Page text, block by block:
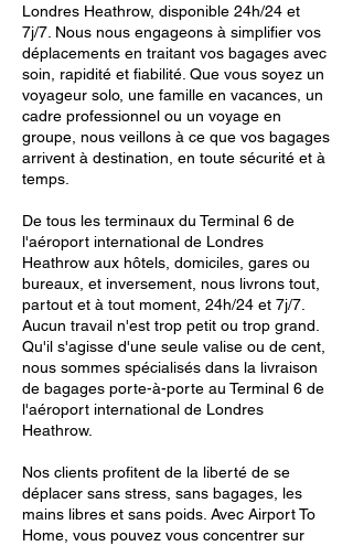
Londres Heathrow, disponible 24h/24 et
7j/7. Nous nous engageons à simplifier vos
déplacements en traitant vos bagages avec
soin, rapidité et fiabilité. Que vous soyez un
voyageur solo, une famille en vacances, un
cadre professionnel ou un voyage en
groupe, nous veillons à ce que vos bagages
arrivent à destination, en toute sécurité et à
temps.
De tous les terminaux du Terminal 6 de
l'aéroport international de Londres
Heathrow aux hôtels, domiciles, gares ou
bureaux, et inversement, nous livrons tout,
partout et à tout moment, 24h/24 et 7j/7.
Aucun travail n'est trop petit ou trop grand.
Qu'il s'agisse d'une seule valise ou de cent,
nous sommes spécialisés dans la livraison
de bagages porte-à-porte au Terminal 6 de
l'aéroport international de Londres
Heathrow.
Nos clients profitent de la liberté de se
déplacer sans stress, sans bagages, les
mains libres et sans poids. Avec Airport To
Home, vous pouvez vous concentrer sur